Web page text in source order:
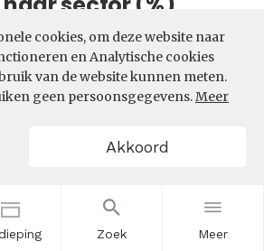
Zoek Meer
cookies, om deze website naar
en Analytische cookies
van de website kunnen meten.
geen persoonsgegevens.Meer
Akkoord
samenstelling van het aantal
Dienstverlenende
sectoren zijn de meeste
Dienstverlenende